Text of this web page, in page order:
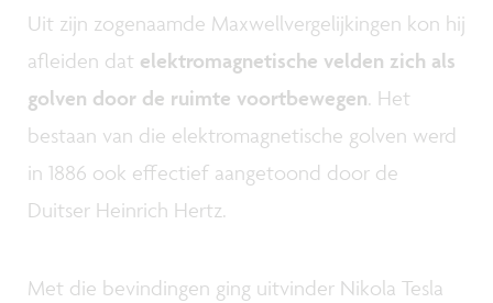
Uit zijn zogenaamde Maxwellvergelijkingen kon hij
afleiden dat elektromagnetische velden zich als
golven door de ruimte voortbewegen. Het
bestaan van die elektromagnetische golven werd
in 1886 ook effectief aangetoond door de
Duitser Heinrich Hertz.
Met die bevindingen ging uitvinder Nikola Tesla